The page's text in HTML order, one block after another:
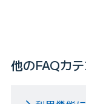
他のFAQカ